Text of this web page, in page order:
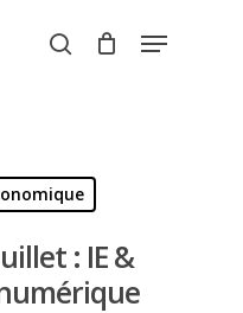
search
Menu
: IE &